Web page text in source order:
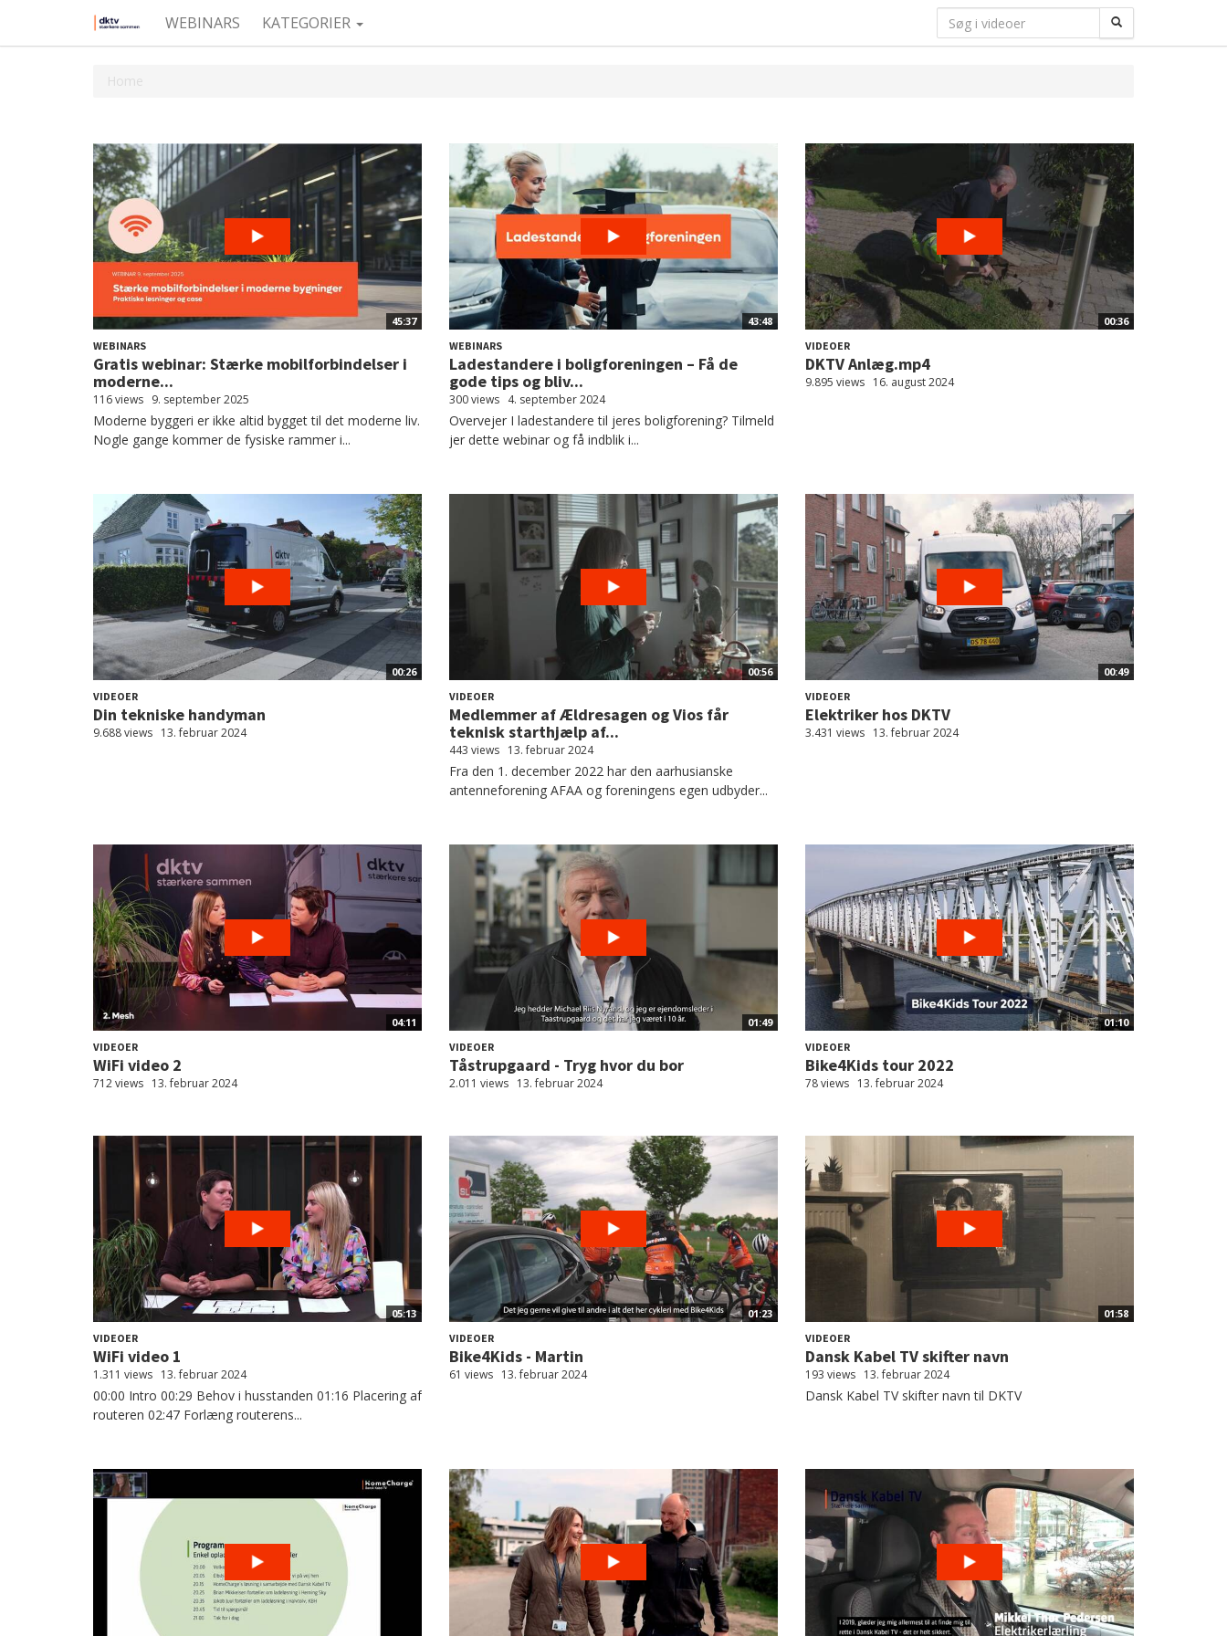
WEBINARS KATEGORIER
Home
45:37
WEBINARS
Gratis webinar: Stærke mobilforbindelser i
moderne...
116 views 9. september 2025
Moderne byggeri er ikke altid bygget til det moderne liv.
Nogle gange kommer de fysiske rammer i...
43:48
WEBINARS
Ladestandere i boligforeningen – Få de
gode tips og bliv...
300 views 4. september 2024
Overvejer I ladestandere til jeres boligforening? Tilmeld
jer dette webinar og få indblik i...
00:36
VIDEOER
DKTV Anlæg.mp4
9.895 views 16. august 2024
00:26
VIDEOER
Din tekniske handyman
9.688 views 13. februar 2024
00:56
VIDEOER
Medlemmer af Ældresagen og Vios får
teknisk starthjælp af...
443 views 13. februar 2024
Fra den 1. december 2022 har den aarhusianske
antenneforening AFAA og foreningens egen udbyder...
00:49
VIDEOER
Elektriker hos DKTV
3.431 views 13. februar 2024
04:11
VIDEOER
WiFi video 2
712 views 13. februar 2024
01:49
VIDEOER
Tåstrupgaard - Tryg hvor du bor
2.011 views 13. februar 2024
01:10
VIDEOER
Bike4Kids tour 2022
78 views 13. februar 2024
05:13
VIDEOER
WiFi video 1
1.311 views 13. februar 2024
00:00 Intro 00:29 Behov i husstanden 01:16 Placering af
routeren 02:47 Forlæng routerens...
01:23
VIDEOER
Bike4Kids - Martin
61 views 13. februar 2024
01:58
VIDEOER
Dansk Kabel TV skifter navn
193 views 13. februar 2024
Dansk Kabel TV skifter navn til DKTV